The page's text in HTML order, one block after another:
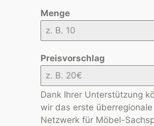
Menge
Preisvorschlag
Dank Ihrer Unterstützung
wir das erste überregionale
Netzwerk für Möbel-